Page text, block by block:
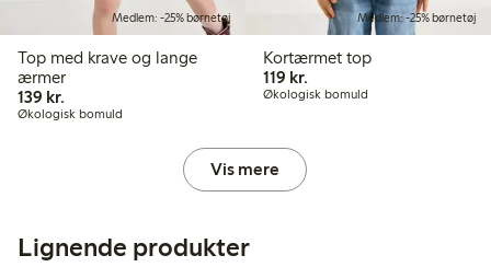
Medlem: -25% børnetøj
Top med krave og lange
ærmer
139 kr.
Økologisk bomuld
Medlem: -25% børnetøj
Kortærmet top
119 kr.119,00 kr.
Økologisk bomuld
Vis mere
Lignende produkter